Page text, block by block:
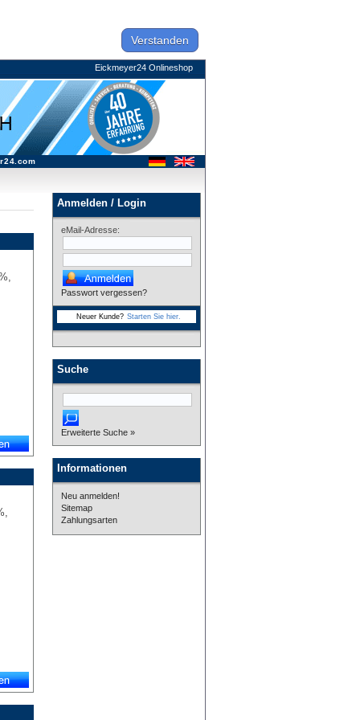
Verstanden
Eickmeyer24 Onlineshop
Anmelden / Login
eMail-Adresse:
Passwort vergessen?
Neuer Kunde? Starten Sie hier.
Suche
Erweiterte Suche »
Informationen
Neu anmelden!
Sitemap
Zahlungsarten